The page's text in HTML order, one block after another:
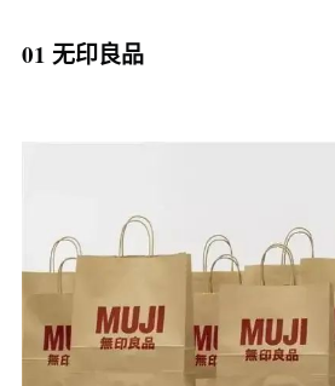
01 无印良品